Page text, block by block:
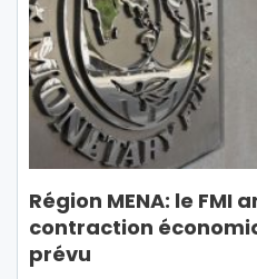
Région MENA: le FMI
contraction
prévu